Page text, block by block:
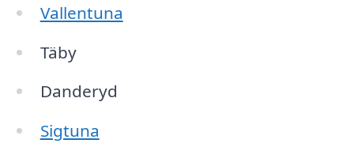
Vallentuna
Täby
Danderyd
Sigtuna